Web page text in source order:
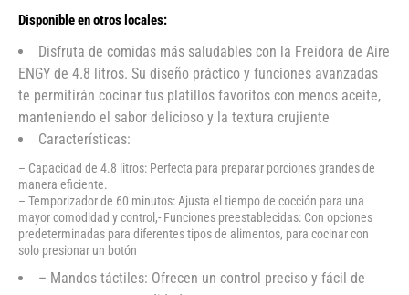
Disponible en otros locales:
Disfruta de comidas más saludables con la Freidora de Aire
ENGY de 4.8 litros. Su diseño práctico y funciones avanzadas
te permitirán cocinar tus platillos favoritos con menos aceite,
manteniendo el sabor delicioso y la textura crujiente
Características:
– Capacidad de 4.8 litros: Perfecta para preparar porciones grandes de
manera eficiente.
– Temporizador de 60 minutos: Ajusta el tiempo de cocción para una
mayor comodidad y control,- Funciones preestablecidas: Con opciones
predeterminadas para diferentes tipos de alimentos, para cocinar con
solo presionar un botón
– Mandos táctiles: Ofrecen un control preciso y fácil de